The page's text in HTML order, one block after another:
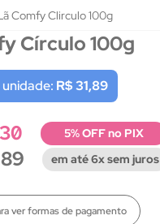
Comfy Clirculo 100g
Círculo 100g
R$ 31,89
5% OFF no PIX
em até 6x sem juros
ver formas de pagamento